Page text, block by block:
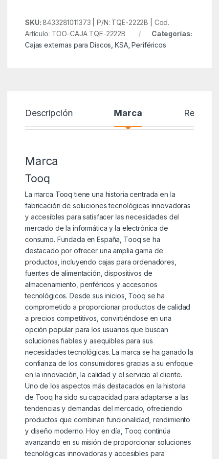
SKU:8433281011373 | P/N: TQE-2222B | Cod.
Artículo: TOO-CAJA TQE-2222B
Categorías:
Cajas externas para Discos, KSA, Periféricos
Descripción Marca Reseñas
Marca
Tooq
La marca Tooq tiene una historia centrada en la
fabricación de soluciones tecnológicas innovadoras
y accesibles para satisfacer las necesidades del
mercado de la informática y la electrónica de
consumo. Fundada en España, Tooq se ha
destacado por ofrecer una amplia gama de
productos, incluyendo cajas para ordenadores,
fuentes de alimentación, dispositivos de
almacenamiento, periféricos y accesorios
tecnológicos. Desde sus inicios, Tooq se ha
comprometido a proporcionar productos de calidad
a precios competitivos, convirtiéndose en una
opción popular para los usuarios que buscan
soluciones fiables y asequibles para sus
necesidades tecnológicas. La marca se ha ganado la
confianza de los consumidores gracias a su enfoque
en la innovación, la calidad y el servicio al cliente.
Uno de los aspectos más destacados en la historia
de Tooq ha sido su capacidad para adaptarse a las
tendencias y demandas del mercado, ofreciendo
productos que combinan funcionalidad, rendimiento
y diseño moderno. Hoy en día, Tooq continúa
avanzando en su misión de proporcionar soluciones
tecnológicas innovadoras y accesibles para